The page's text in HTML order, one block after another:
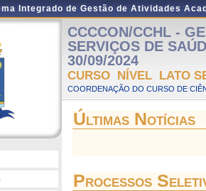
Integrado de Gestão de Atividades
CCCCON/CCHL -
SERVIÇOS DE
30/09/2024
CURSO NÍVEL LATO
COORDENAÇÃO DO CURSO DE
Últimas Notícias
Processos